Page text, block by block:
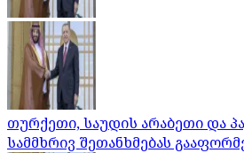
თურქეთი, საუდის არაბეთი და
სამმხრივ შეთანხმებას